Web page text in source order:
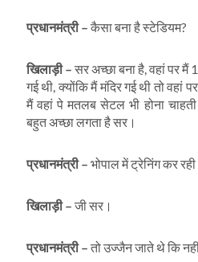
प्रधानमंत्री – कैसा बना है स्टेडियम?
खिलाड़ी – सर अच्छा बना है, वहां पर
गई थी, क्योंकि मैं मंदिर गई थी तो
मैं वहां पे मतलब सेटल भी होना
बहुत अच्छा लगता है सर।
प्रधानमंत्री – भोपाल में ट्रेनिंग कर रही
खिलाड़ी – जी सर।
प्रधानमंत्री – तो उज्जैन जाते थे कि